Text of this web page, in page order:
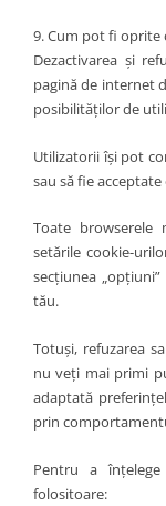
9. Cum pot fi oprite
Dezactivarea și
pagină de internet
posibilităților de
Utilizatorii își pot
sau să fie
Toate browserele
setările cookie-
secțiunea
tău.
Totuși, refuzarea
nu veți mai primi
adaptată
prin
Pentru a
folositoare: